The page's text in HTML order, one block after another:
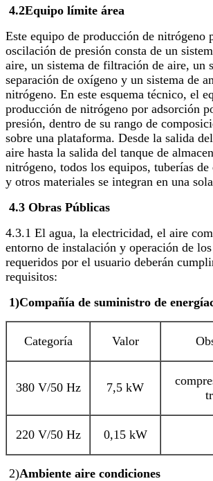
4.2Equipo límite área
Este equipo de producción de nitrógeno
oscilación de presión consta de un
aire, un sistema de filtración de aire, un
separación de oxígeno y un sistema de
nitrógeno. En este esquema técnico, el
producción de nitrógeno por adsorción
presión, dentro de su rango de
sobre una plataforma. Desde la salida
aire hasta la salida del tanque de
nitrógeno, todos los equipos, tuberías
y otros materiales se integran en una
4.3 Obras Públicas
4.3.1 El agua, la electricidad, el aire
entorno de instalación y operación de
requeridos por el usuario deberán
requisitos:
1)Compañía de suministro de energía
Categoría Valor
380 V/50 Hz 7,5 kW
220 V/50 Hz 0,15 kW
2)Ambiente aire condiciones